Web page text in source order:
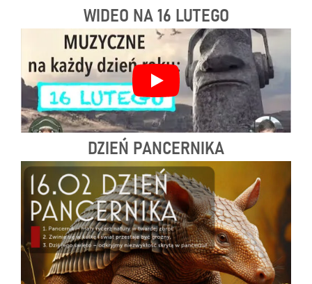
WIDEO NA 16 LUTEGO
DZIEŃ PANCERNIKA